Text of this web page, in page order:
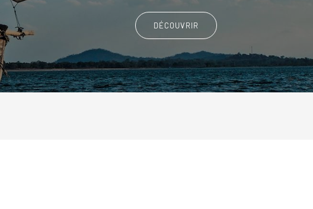
DÉCOUVRIR